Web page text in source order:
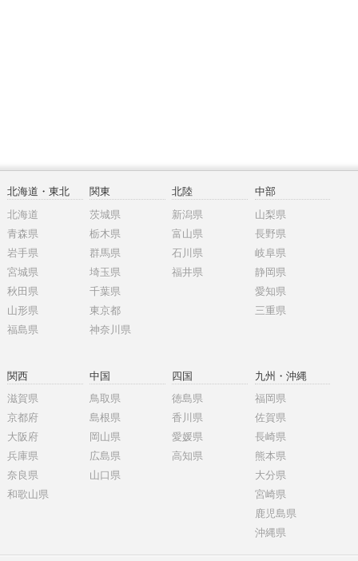
北海道・東北
北海道
青森県
岩手県
宮城県
秋田県
山形県
福島県
関東
茨城県
栃木県
群馬県
埼玉県
千葉県
東京都
神奈川県
北陸
新潟県
富山県
石川県
福井県
中部
山梨県
長野県
岐阜県
静岡県
愛知県
三重県
関西
滋賀県
京都府
大阪府
兵庫県
奈良県
和歌山県
中国
鳥取県
島根県
岡山県
広島県
山口県
四国
徳島県
香川県
愛媛県
高知県
九州・沖縄
福岡県
佐賀県
長崎県
熊本県
大分県
宮崎県
鹿児島県
沖縄県